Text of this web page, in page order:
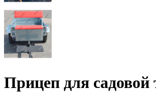
Прицеп для садовой